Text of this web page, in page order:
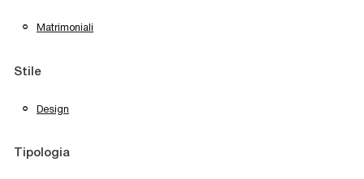
Matrimoniali
Stile
Design
Tipologia